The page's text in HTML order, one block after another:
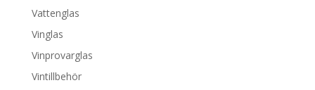
Vattenglas
Vinglas
Vinprovarglas
Vintillbehör